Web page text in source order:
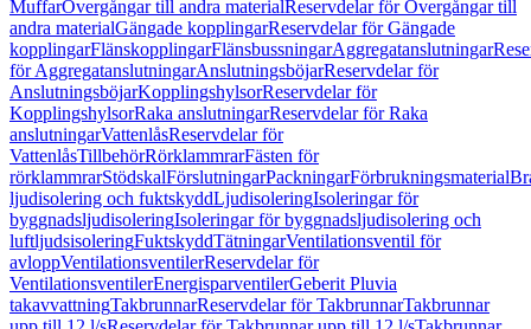
MuffarÖvergångar till andra materialReservdelar för Övergångar till
andra materialGängade kopplingarReservdelar för Gängade
kopplingarFlänskopplingarFlänsbussningarAggregatanslutningar
för AggregatanslutningarAnslutningsböjarReservdelar för
AnslutningsböjarKopplingshylsorReservdelar för
KopplingshylsorRaka anslutningarReservdelar för Raka
anslutningarVattenlåsReservdelar för
VattenlåsTillbehörRörklammrarFästen för
rörklammrarStödskalFörslutningarPackningarFörbrukningsmaterial
ljudisolering och fuktskyddLjudisoleringIsoleringar för
byggnadsljudisoleringIsoleringar för byggnadsljudisolering och
luftljudsisoleringFuktskyddTätningarVentilationsventil för
avloppVentilationsventilerReservdelar för
VentilationsventilerEnergisparventilerGeberit Pluvia
takavvattningTakbrunnarReservdelar för TakbrunnarTakbrunnar